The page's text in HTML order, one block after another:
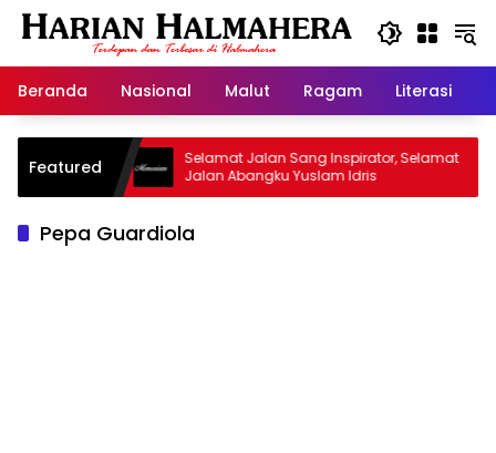
Langsung
Beranda
Nasional Malut Ragam Literasi
Featured
Warisan
Selamat Jalan Sang Inspirator, Selamat
Jalan Abangku Yuslam Idris
Pepa Guardiola